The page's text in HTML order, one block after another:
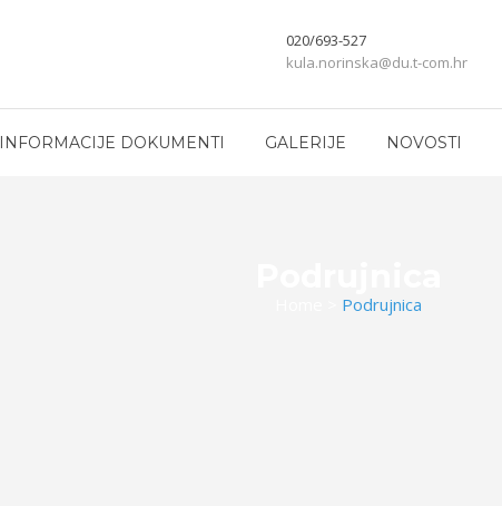
020/693-527
kula.norinska@du.t-com.hr
INFORMACIJE DOKUMENTI GALERIJE NOVOSTI
Podrujnica